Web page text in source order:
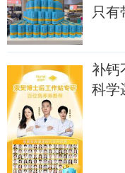
只有
补钙
科学